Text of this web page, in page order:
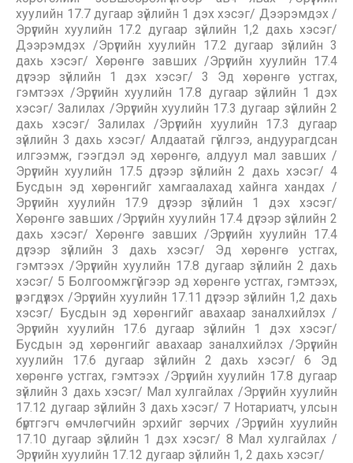
хуулийн 17.7 дугаар зүйлийн 1 дэх хэсэг/ Дээрэмдэх /
Эрүүгийн хуулийн 17.2 дугаар зүйлийн 1,2 дахь хэсэг/
Дээрэмдэх /Эрүүгийн хуулийн 17.2 дугаар зүйлийн 3
дахь хэсэг/ Хөрөнгө завших /Эрүүгийн хуулийн 17.4
дүгээр зүйлийн 1 дэх хэсэг/ 3 Эд хөрөнгө устгах,
гэмтээх /Эрүүгийн хуулийн 17.8 дугаар зүйлийн 1 дэх
хэсэг/ Залилах /Эрүүгийн хуулийн 17.3 дугаар зүйлийн 2
дахь хэсэг/ Залилах /Эрүүгийн хуулийн 17.3 дугаар
зүйлийн 3 дахь хэсэг/ Алдаатай гүйлгээ, андуурагдсан
илгээмж, гээгдэл эд хөрөнгө, алдуул мал завших /
Эрүүгийн хуулийн 17.5 дүгээр зүйлийн 2 дахь хэсэг/ 4
Бусдын эд хөрөнгийг хамгаалахад хайнга хандах /
Эрүүгийн хуулийн 17.9 дүгээр зүйлийн 1 дэх хэсэг/
Хөрөнгө завших /Эрүүгийн хуулийн 17.4 дүгээр зүйлийн 2
дахь хэсэг/ Хөрөнгө завших /Эрүүгийн хуулийн 17.4
дүгээр зүйлийн 3 дахь хэсэг/ Эд хөрөнгө устгах,
гэмтээх /Эрүүгийн хуулийн 17.8 дугаар зүйлийн 2 дахь
хэсэг/ 5 Болгоомжгүйгээр эд хөрөнгө устгах, гэмтээх,
үрэгдүүлэх /Эрүүгийн хуулийн 17.11 дүгээр зүйлийн 1,2 дахь
хэсэг/ Бусдын эд хөрөнгийг авахаар заналхийлэх /
Эрүүгийн хуулийн 17.6 дугаар зүйлийн 1 дэх хэсэг/
Бусдын эд хөрөнгийг авахаар заналхийлэх /Эрүүгийн
хуулийн 17.6 дугаар зүйлийн 2 дахь хэсэг/ 6 Эд
хөрөнгө устгах, гэмтээх /Эрүүгийн хуулийн 17.8 дугаар
зүйлийн 3 дахь хэсэг/ Мал хулгайлах /Эрүүгийн хуулийн
17.12 дугаар зүйлийн 3 дахь хэсэг/ 7 Нотариатч, улсын
бүртгэгч өмчлөгчийн эрхийг зөрчих /Эрүүгийн хуулийн
17.10 дугаар зүйлийн 1 дэх хэсэг/ 8 Мал хулгайлах /
Эрүүгийн хуулийн 17.12 дугаар зүйлийн 1, 2 дахь хэсэг/